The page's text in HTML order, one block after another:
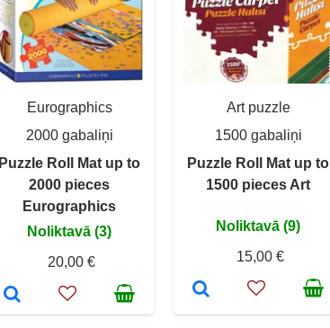
Eurographics
2000 gabaliņi
Puzzle Roll Mat up to
2000 pieces
Eurographics
Noliktavā (3)
20,00 €
Art puzzle
1500 gabaliņi
Puzzle Roll Mat up to
1500 pieces Art
Noliktavā (9)
15,00 €